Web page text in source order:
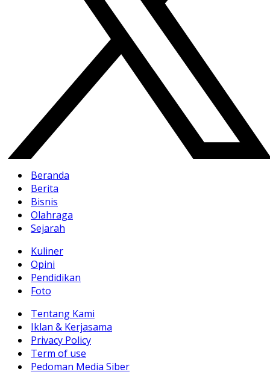
Beranda
Berita
Bisnis
Olahraga
Sejarah
Kuliner
Opini
Pendidikan
Foto
Tentang Kami
Iklan & Kerjasama
Privacy Policy
Term of use
Pedoman Media Siber